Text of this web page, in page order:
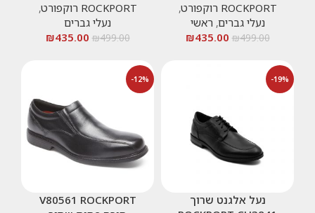
ROCKPORT רוקפורט
,
נעלי גברים, ראשי
₪499.00
₪435.00
ROCKPORT רוקפורט
,
נעלי גברים
₪499.00
₪435.00
-19%
נעל אלגנט שרוך
-12%
V80561 ROCKPORT